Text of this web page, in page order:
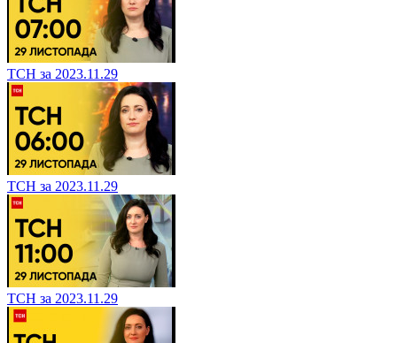
ТСН за 2023.11.29
ТСН за 2023.11.29
ТСН за 2023.11.29